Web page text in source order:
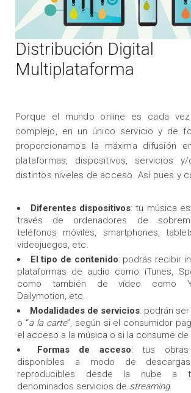
Distribución Digital
Multiplataforma
Porque el mundo online es cada
complejo, en un único servicio y de
proporcionamos la máxima difusión
plataformas, dispositivos, servicios
distintos niveles de acceso. Así pues y
Diferentes dispositivos: tu música
través de ordenadores de
teléfonos móviles, smartphones,
videojuegos, etc.
El tipo de contenido: podrás recibir
plataformas de audio como iTunes,
como también de vídeo como
Dailymotion, etc.
Modalidades de servicios: podrán ser
o “a la carte”, según si el consumidor
el acceso a la música o si la consume de
Formas de acceso: tus obras
disponibles a modo de
reproducibles desde la nube a
denominados servicios de streaming.